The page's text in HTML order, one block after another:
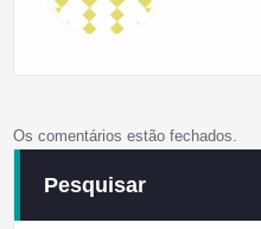
Os comentários estão fechados.
Pesquisar